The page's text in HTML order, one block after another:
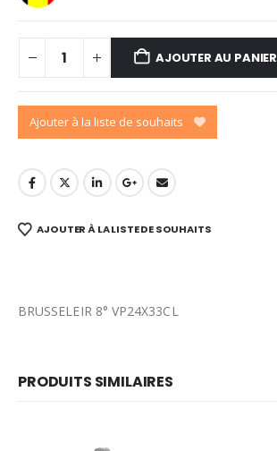
AJOUTER AU PANIER
Ajouter à la liste de souhaits
AJOUTER À LA LISTE DE SOUHAITS
BRUSSELEIR 8° VP24X33CL
PRODUITS SIMILAIRES